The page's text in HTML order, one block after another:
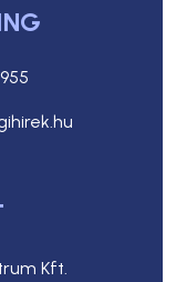
Kft.